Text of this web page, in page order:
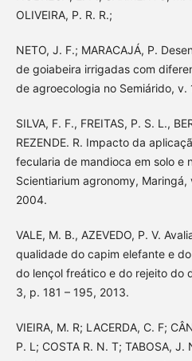
OLIVEIRA, P. R. R.;
NETO, J. F.; MARACAJÁ, P.
de goiabeira irrigadas com
de agroecologia no Semiárido, v.
SILVA, F. F., FREITAS, P. S. L.,
REZENDE. R. Impacto da
fecularia de mandioca em solo e
Scientiarium agronomy, Maringá,
2004.
VALE, M. B., AZEVEDO, P. V.
qualidade do capim elefante e
do lençol freático e do rejeito do
3, p. 181 – 195, 2013.
VIEIRA, M. R; LACERDA, C. F;
P. L; COSTA R. N. T; TABOSA,